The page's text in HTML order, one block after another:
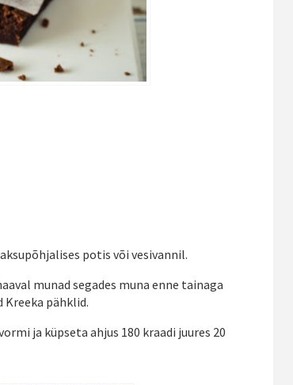
potis või vesivannil.
munad segades muna enne tainaga
Kreeka pähklid.
ja küpseta ahjus 180 kraadi juures 20